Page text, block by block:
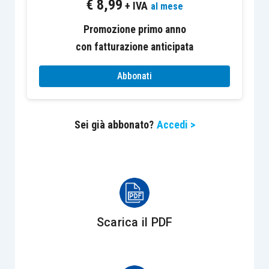
può scegliere tra il pagamento in
ovvero nel numero
massimo di 54 rate bimestrali
ammontare,con scadenza:
la prima, la seconda e la terza,
dalla quarta alla cinquantunesima,
rispettivamente , il 31 gennaio, il 31
dalla cinquantaduesima alla
€ 8,99 + IVA al mese
Promozione primo anno
con fatturazione anticipata
Abbonati
Sei già abbonato? Accedi >
Scarica il PDF